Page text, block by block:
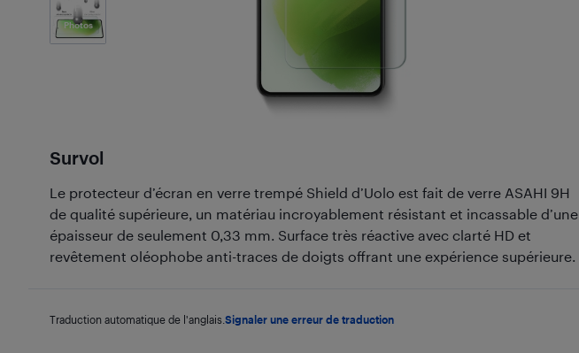
Photos
Survol
Le protecteur d’écran en verre trempé Shield d’Uolo est fait de verre ASAHI 9H
de qualité supérieure, un matériau incroyablement résistant et incassable d’une
épaisseur de seulement 0,33 mm. Surface très réactive avec clarté HD et
revêtement oléophobe anti-traces de doigts offrant une expérience supérieure.
Traduction automatique de l'anglais. Signaler une erreur de traduction